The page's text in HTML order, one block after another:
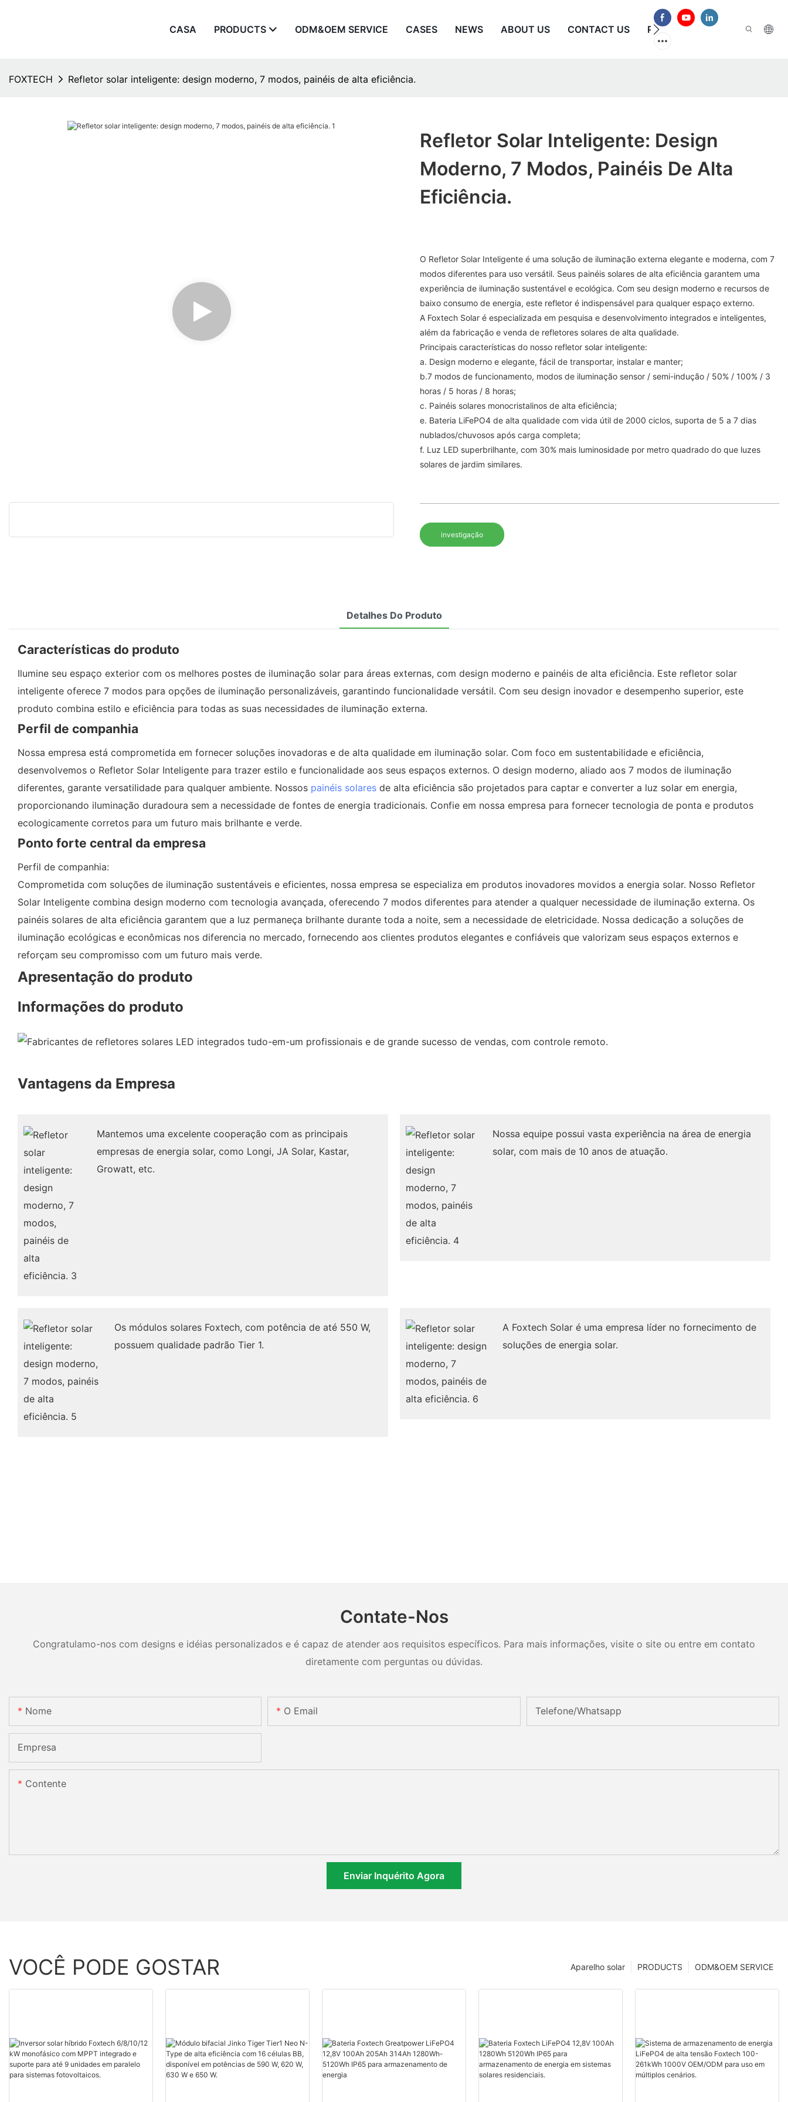
CASA PRODUCTS ODM&OEM SERVICE CASES NEWS ABOUT US CONTACT US PERGUNTAS FREQUENTES
FOXTECH Refletor solar inteligente: design moderno, 7 modos, painéis de alta eficiência.
Refletor Solar Inteligente: Design
Moderno, 7 Modos, Painéis De Alta
Eficiência.
O Refletor Solar Inteligente é uma solução de iluminação externa elegante e moderna, com 7
modos diferentes para uso versátil. Seus painéis solares de alta eficiência garantem uma
experiência de iluminação sustentável e ecológica. Com seu design moderno e recursos de
baixo consumo de energia, este refletor é indispensável para qualquer espaço externo.
A Foxtech Solar é especializada em pesquisa e desenvolvimento integrados e inteligentes,
além da fabricação e venda de refletores solares de alta qualidade.
Principais características do nosso refletor solar inteligente:
a. Design moderno e elegante, fácil de transportar, instalar e manter;
b.7 modos de funcionamento, modos de iluminação sensor / semi-indução / 50% / 100% / 3
horas / 5 horas / 8 horas;
c. Painéis solares monocristalinos de alta eficiência;
e. Bateria LiFePO4 de alta qualidade com vida útil de 2000 ciclos, suporta de 5 a 7 dias
nublados/chuvosos após carga completa;
f. Luz LED superbrilhante, com 30% mais luminosidade por metro quadrado do que luzes
solares de jardim similares.
investigação
Detalhes Do Produto
Características do produto
Ilumine seu espaço exterior com os melhores postes de iluminação solar para áreas externas, com design moderno e painéis de alta eficiência. Este refletor solar
inteligente oferece 7 modos para opções de iluminação personalizáveis, garantindo funcionalidade versátil. Com seu design inovador e desempenho superior, este
produto combina estilo e eficiência para todas as suas necessidades de iluminação externa.
Perfil de companhia
Nossa empresa está comprometida em fornecer soluções inovadoras e de alta qualidade em iluminação solar. Com foco em sustentabilidade e eficiência,
desenvolvemos o Refletor Solar Inteligente para trazer estilo e funcionalidade aos seus espaços externos. O design moderno, aliado aos 7 modos de iluminação
diferentes, garante versatilidade para qualquer ambiente. Nossos painéis solares de alta eficiência são projetados para captar e converter a luz solar em energia,
proporcionando iluminação duradoura sem a necessidade de fontes de energia tradicionais. Confie em nossa empresa para fornecer tecnologia de ponta e produtos
ecologicamente corretos para um futuro mais brilhante e verde.
Ponto forte central da empresa
Perfil de companhia:
Comprometida com soluções de iluminação sustentáveis ​​e eficientes, nossa empresa se especializa em produtos inovadores movidos a energia solar. Nosso Refletor
Solar Inteligente combina design moderno com tecnologia avançada, oferecendo 7 modos diferentes para atender a qualquer necessidade de iluminação externa. Os
painéis solares de alta eficiência garantem que a luz permaneça brilhante durante toda a noite, sem a necessidade de eletricidade. Nossa dedicação a soluções de
iluminação ecológicas e econômicas nos diferencia no mercado, fornecendo aos clientes produtos elegantes e confiáveis ​​que valorizam seus espaços externos e
reforçam seu compromisso com um futuro mais verde.
Apresentação do produto
Informações do produto
Vantagens da Empresa
Mantemos uma excelente cooperação com as principais
empresas de energia solar, como Longi, JA Solar, Kastar,
Growatt, etc.
Nossa equipe possui vasta experiência na área de energia
solar, com mais de 10 anos de atuação.
Os módulos solares Foxtech, com potência de até 550 W,
possuem qualidade padrão Tier 1.
A Foxtech Solar é uma empresa líder no fornecimento de
soluções de energia solar.
Contate-Nos
Congratulamo-nos com designs e idéias personalizados e é capaz de atender aos requisitos específicos. Para mais informações, visite o site ou entre em contato
diretamente com perguntas ou dúvidas.
Nome O Email Telefone/whatsapp
Empresa
Contente
Enviar Inquérito Agora
VOCÊ PODE GOSTAR ODM&OEM SERVICE
PRODUCTS
Aparelho solar